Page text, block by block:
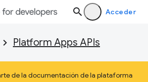
Acceder
Platform Apps APIs
de la documentación de la plataforma